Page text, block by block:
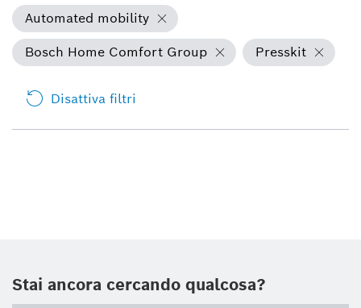
Automated mobility
Bosch Home Comfort Group
Presskit
Disattiva filtri
Stai ancora cercando qualcosa?